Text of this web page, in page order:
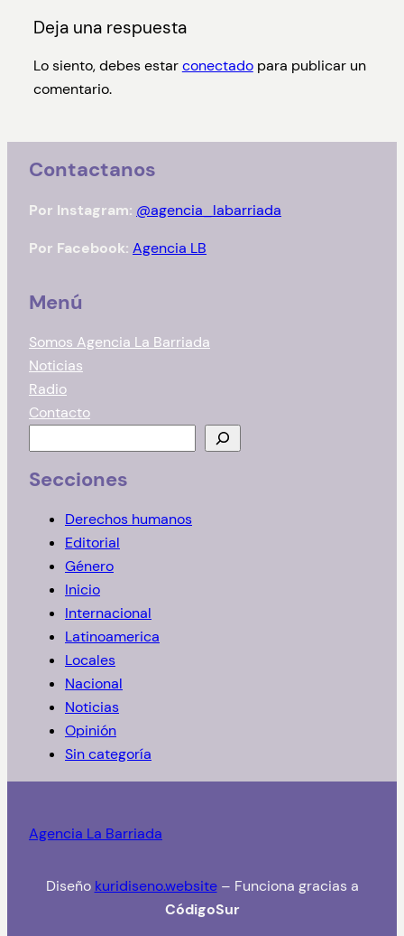
Deja una respuesta
Lo siento, debes estarconectadopara publicar un
comentario.
Contactanos
Por Instagram: @agencia_labarriada
Por Facebook: Agencia LB
Menú
Somos Agencia La Barriada
Noticias
Radio
Contacto
s
Secciones
Derechos humanos
Editorial
Género
Inicio
Internacional
Latinoamerica
Locales
Nacional
Noticias
Opinión
Sin categoría
Agencia La Barriada
Diseño kuridiseno.website– Funciona gracias a
CódigoSur